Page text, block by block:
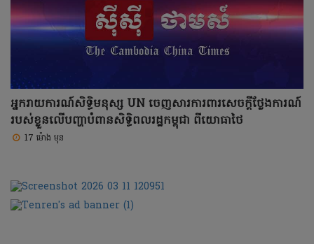
អ្នករាយការណ៍សិទ្ធិមនុស្ស UN ចេញសារការពារសេចក្តីថ្លែងការណ៍
របស់ខ្លួនលើបញ្ហាបំពានសិទ្ធិពលរដ្ឋកម្ពុជា ពីយោធាថៃ
17 ម៉ោង មុន